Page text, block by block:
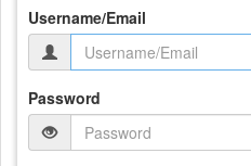
Username/Email
Password